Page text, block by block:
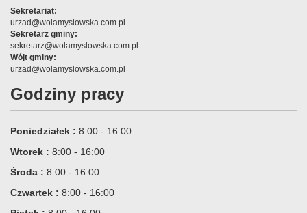
Sekretariat:
urzad@wolamyslowska.com.pl
Sekretarz gminy:
sekretarz@wolamyslowska.com.pl
Wójt gminy:
urzad@wolamyslowska.com.pl
Godziny pracy
Poniedziałek : 8:00 - 16:00
Wtorek : 8:00 - 16:00
Środa : 8:00 - 16:00
Czwartek : 8:00 - 16:00